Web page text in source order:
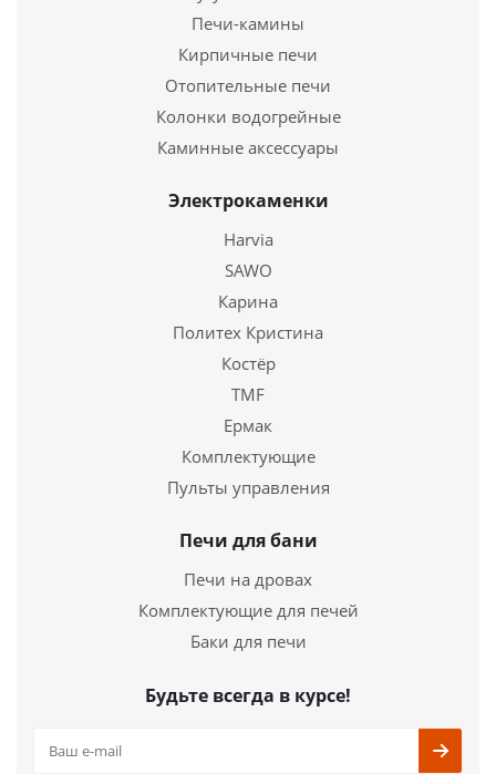
Подробнее
Печь для бани "ФЛАГМАН" 24
42 200руб.
Печи-камины
Кирпичные печи
Отопительные печи
Колонки водогрейные
Каминные аксессуары
Электрокаменки
Harvia
SAWO
Карина
Политех Кристина
Костёр
TMF
Ермак
Комплектующие
Пульты управления
Печи для бани
Печи на дровах
Комплектующие для печей
Баки для печи
Будьте всегда в курсе!